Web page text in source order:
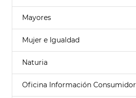
Mayores
Mujer e Igualdad
Naturia
Oficina Información Consumidor